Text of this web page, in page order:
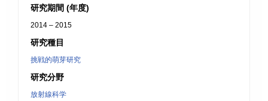
研究期間 (年度)
2014 – 2015
研究種目
挑戦的萌芽研究
研究分野
放射線科学